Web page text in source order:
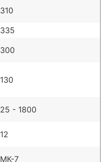
310
335
300
130
25 - 1800
12
МК-7